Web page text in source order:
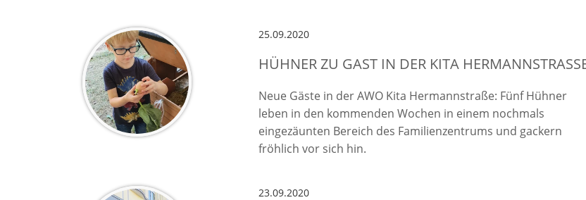
25.09.2020
HÜHNER ZU GAST IN DER KITA HERMANNSTRASSE
Neue Gäste in der AWO Kita Hermannstraße: Fünf Hühner
leben in den kommenden Wochen in einem nochmals
eingezäunten Bereich des Familienzentrums und gackern
fröhlich vor sich hin.
23.09.2020